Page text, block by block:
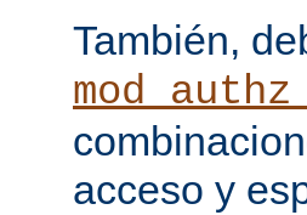
También,
acceso y